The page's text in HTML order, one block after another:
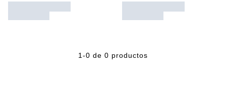
1-0 de 0 productos